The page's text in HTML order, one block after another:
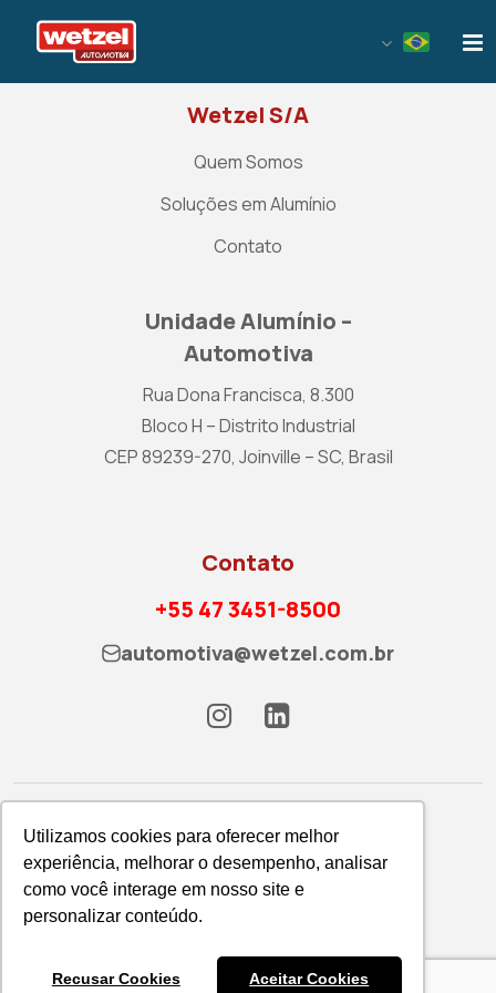
Utilizamos cookies para oferecer melhor
experiência, melhorar o desempenho, analisar
como você interage em nosso site e
personalizar conteúdo.
Recusar Cookies Aceitar Cookies
Wetzel S/A
Quem Somos
Soluções em Alumínio
Contato
Unidade Alumínio –
Automotiva
Rua Dona Francisca, 8.300
Bloco H – Distrito Industrial
CEP 89239-270, Joinville – SC, Brasil
Contato
+55 47 3451-8500
automotiva@wetzel.com.br
Política de Privacidade